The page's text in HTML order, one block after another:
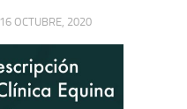
16 OCTUBRE, 2020